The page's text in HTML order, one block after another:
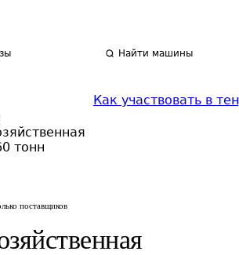
Найти машины
тонн
Как участвовать в
поставщиков